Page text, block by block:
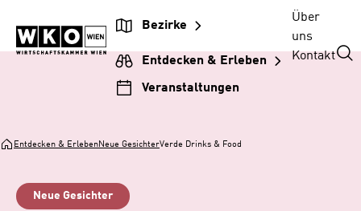
Inhalt
springen
Hauptnavigation
springen
Footer
springen
Bezirke
Entdecken & Erleben
Veranstaltungen
Über
uns
Kontakt
Entdecken & ErlebenNeue GesichterVerde Drinks & Food
Neue Gesichter